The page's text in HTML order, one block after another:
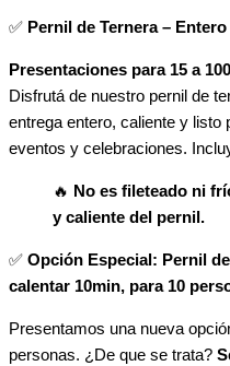
✅ Pernil de Ternera –
Presentaciones para 15 a
Disfrutá de nuestro pernil de
entrega entero, caliente y listo
eventos y celebraciones.
🔥 No es fileteado ni
y caliente del pernil.
✅ Opción Especial: Pernil
calentar 10min, para 10
Presentamos una nueva
personas. ¿De que se trata?